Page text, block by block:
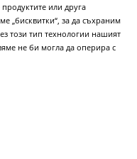
или друга
„бисквитки“, за да съхраним
този тип технологии нашият
не би могла да оперира с